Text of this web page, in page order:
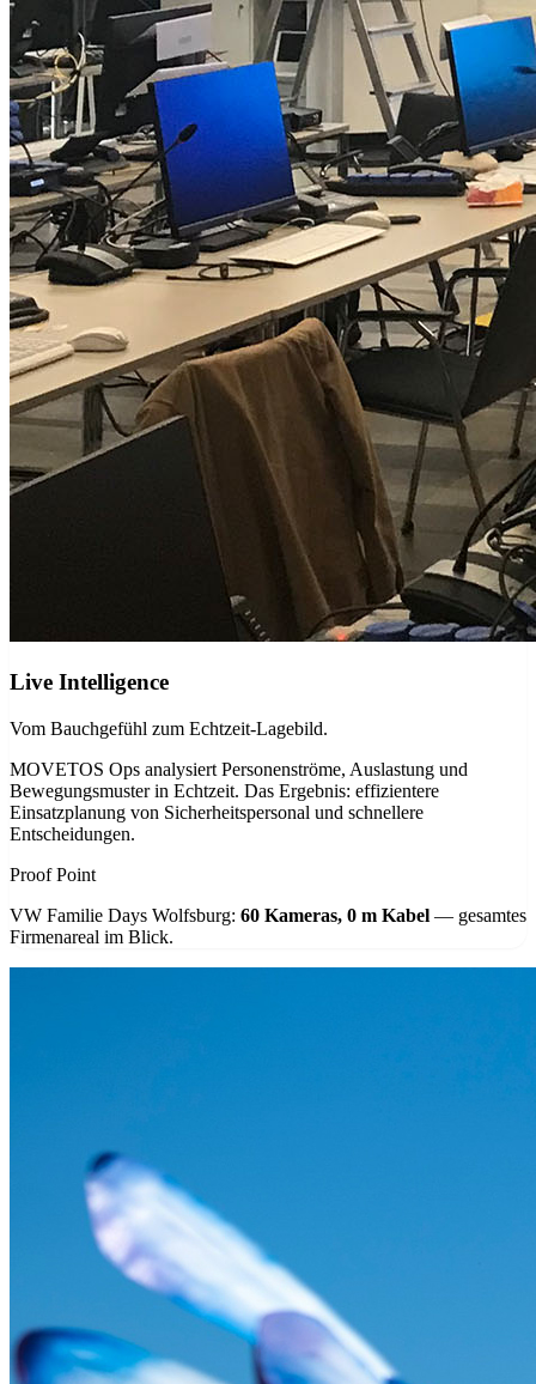
Live Intelligence
Vom Bauchgefühl zum Echtzeit-Lagebild.
MOVETOS Ops analysiert Personenströme, Auslastung und
Bewegungsmuster in Echtzeit. Das Ergebnis: effizientere
Einsatzplanung von Sicherheitspersonal und schnellere
Entscheidungen.
Proof Point
VW Familie Days Wolfsburg: 60 Kameras, 0 m Kabel — gesamtes
Firmenareal im Blick.